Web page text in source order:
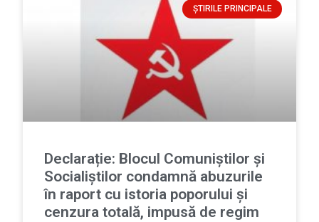
ȘTIRILE PRINCIPALE
Declarație: Blocul Comuniștilor și
Socialiștilor condamnă abuzurile
în raport cu istoria poporului și
cenzura totală, impusă de regim